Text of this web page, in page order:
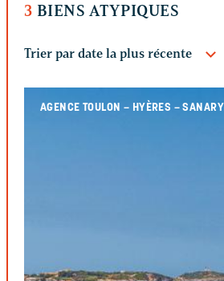
3 BIENS ATYPIQUES
AGENCE TOULON – HYÈRES – SANARY